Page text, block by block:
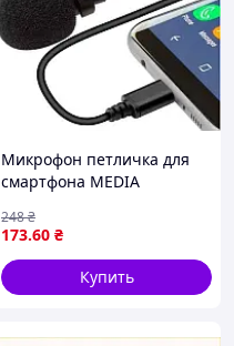
Микрофон петличка для
смартфона MEDIA
MK-3, петличный
микрофон Type-c для
телефона 1.5 м
173.60 ₴
248₴
Купить